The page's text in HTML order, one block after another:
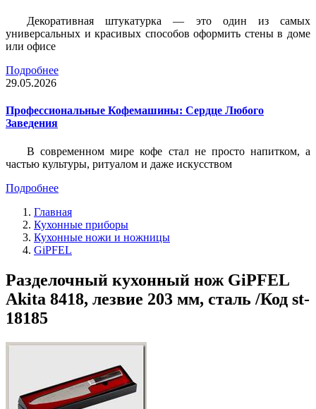
Декоративная штукатурка — это один из самых
универсальных и красивых способов оформить стены в доме
или офисе
Подробнее
29.05.2026
Профессиональные Кофемашины: Сердце Любого
Заведения
В современном мире кофе стал не просто напитком, а
частью культуры, ритуалом и даже искусством
Подробнее
Главная
Кухонные приборы
Кухонные ножи и ножницы
GiPFEL
Разделочный кухонный нож GiPFEL
Akita 8418, лезвие 203 мм, сталь /Код st-
18185